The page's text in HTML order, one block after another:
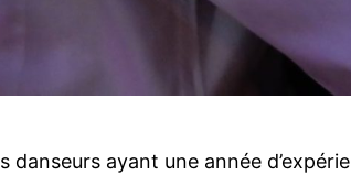
ayant une année